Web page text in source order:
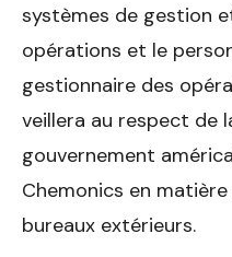
systèmes de gestion
opérations et le
gestionnaire des
veillera au respect de
gouvernement
Chemonics en
bureaux extérieurs.